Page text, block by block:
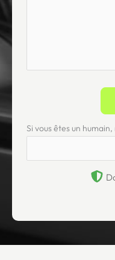
Si vous êtes un